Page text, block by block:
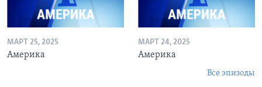
МАРТ 25, 2025
Америка
МАРТ 24, 2025
Америка
Все эпизоды